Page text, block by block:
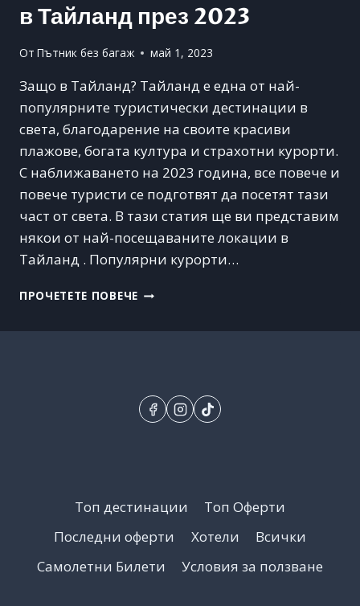
в Тайланд през 2023
От Пътник без багаж май 1, 2023
Защо в Тайланд? Тайланд е една от най-
популярните туристически дестинации в
света, благодарение на своите красиви
плажове, богата култура и страхотни курорти.
С наближаването на 2023 година, все повече и
повече туристи се подготвят да посетят тази
част от света. В тази статия ще ви представим
някои от най-посещаваните локации в
Тайланд . Популярни курорти…
ПРОЧЕТЕТЕ ПОВЕЧЕНАЙ-
2023
Топ дестинации
Топ Оферти
Последни оферти
Хотели
Всички
Самолетни Билети
Условия за ползване